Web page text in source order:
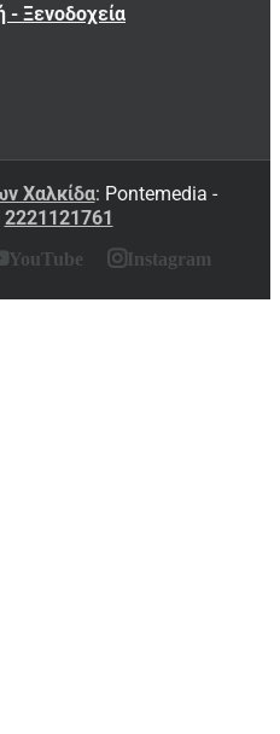
- Ξενοδοχεία
Χαλκίδα: Pontemedia -
2221121761
YouTube Instagram